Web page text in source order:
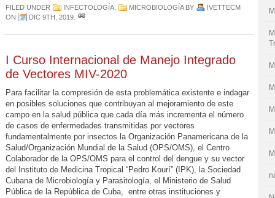
FILED UNDER INFECTOLOGÍA MICROBIOLOGÍABY
IVETTECM
ON
DIC 9TH, 2019
I Curso Internacional de Manejo Integrado
de Vectores MIV-2020
Para facilitar la compresión de esta problemática existente e indagar
en posibles soluciones que contribuyan al mejoramiento de este
campo en la salud pública que cada día más incrementa el número
de casos de enfermedades transmitidas por vectores
fundamentalmente por insectos la Organización Panamericana de la
Salud/Organización Mundial de la Salud (OPS/OMS), el Centro
Colaborador de la OPS/OMS para el control del dengue y su vector
del Instituto de Medicina Tropical “Pedro Kourí” (IPK), la Sociedad
Cubana de Microbiología y Parasitología, el Ministerio de Salud
Pública de la República de Cuba, entre otras instituciones y